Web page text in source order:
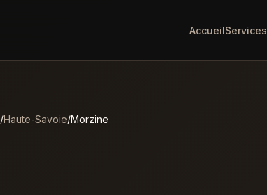
AccueilServices
/Haute-Savoie/Morzine